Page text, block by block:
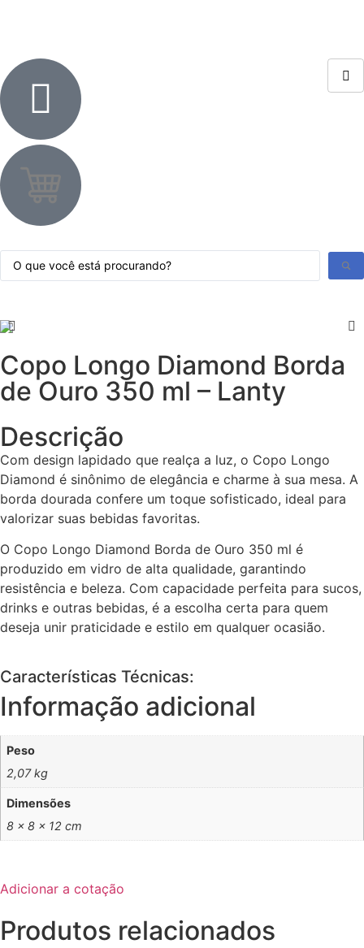
Copo Longo Diamond Borda
de Ouro 350 ml – Lanty
Descrição
Com design lapidado que realça a luz, o Copo Longo
Diamond é sinônimo de elegância e charme à sua mesa. A
borda dourada confere um toque sofisticado, ideal para
valorizar suas bebidas favoritas.
O Copo Longo Diamond Borda de Ouro 350 ml é
produzido em vidro de alta qualidade, garantindo
resistência e beleza. Com capacidade perfeita para sucos,
drinks e outras bebidas, é a escolha certa para quem
deseja unir praticidade e estilo em qualquer ocasião.
Características Técnicas:
Informação adicional
Peso
2,07 kg
Dimensões
8 × 8 × 12 cm
Adicionar a cotação
Produtos relacionados